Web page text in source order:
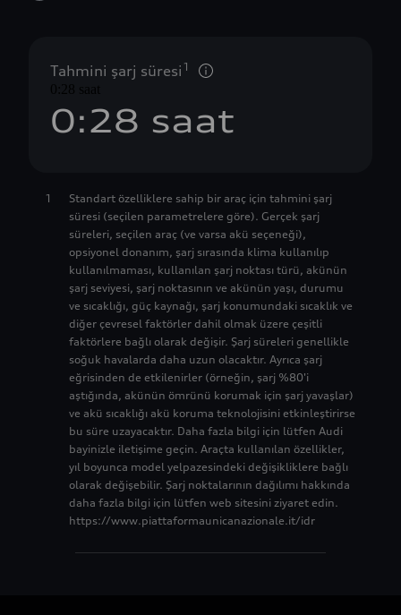
Tahmini şarj süresi 1
0:28 saat
0
2
3
4
5
6
7
8
:
1
2
4
5
6
7
8
9
7
8 saat
1
Standart özelliklere sahip bir araç için tahmini şarj
süresi (seçilen parametrelere göre). Gerçek şarj
süreleri, seçilen araç (ve varsa akü seçeneği),
opsiyonel donanım, şarj sırasında klima kullanılıp
kullanılmaması, kullanılan şarj noktası türü, akünün
şarj seviyesi, şarj noktasının ve akünün yaşı, durumu
ve sıcaklığı, güç kaynağı, şarj konumundaki sıcaklık ve
diğer çevresel faktörler dahil olmak üzere çeşitli
faktörlere bağlı olarak değişir. Şarj süreleri genellikle
soğuk havalarda daha uzun olacaktır. Ayrıca şarj
eğrisinden de etkilenirler (örneğin, şarj %80'i
aştığında, akünün ömrünü korumak için şarj yavaşlar)
ve akü sıcaklığı akü koruma teknolojisini etkinleştirirse
bu süre uzayacaktır. Daha fazla bilgi için lütfen Audi
bayinizle iletişime geçin. Araçta kullanılan özellikler,
yıl boyunca model yelpazesindeki değişikliklere bağlı
olarak değişebilir. Şarj noktalarının dağılımı hakkında
daha fazla bilgi için lütfen web sitesini ziyaret edin.
https://www.piattaformaunicanazionale.it/idr